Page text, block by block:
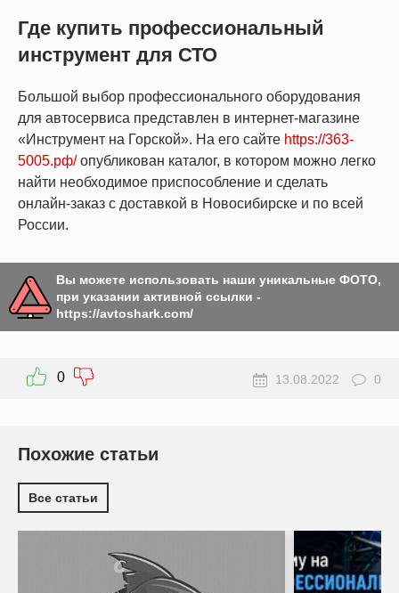
Где купить профессиональный
инструмент для СТО
Большой выбор профессионального оборудования
для автосервиса представлен в интернет-магазине
«Инструмент на Горской». На его сайте https://363-
5005.рф/ опубликован каталог, в котором можно легко
найти необходимое приспособление и сделать
онлайн-заказ с доставкой в Новосибирске и по всей
России.
Вы можете использовать наши уникальные ФОТО,
при указании активной ссылки -
https://avtoshark.com/
0 13.08.2022 0
Похожие статьи
Все статьи